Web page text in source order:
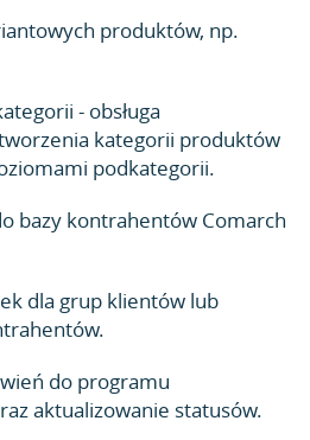
produktów, np.
- obsługa
kategorii produktów
podkategorii.
bazy kontrahentów Comarch
dla grup klientów lub
do programu
aktualizowanie statusów.